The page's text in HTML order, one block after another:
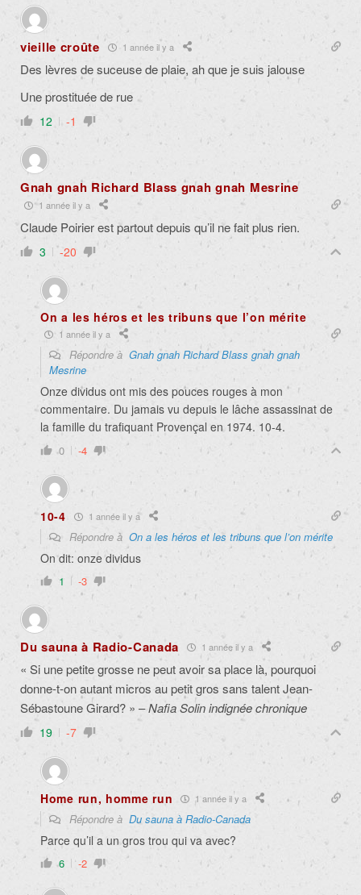
vieille croûte 1 année il y a
Des lèvres de suceuse de plaie, ah que je suis jalouse
Une prostituée de rue
12 -1
Gnah gnah Richard Blass gnah gnah Mesrine
1 année il y a
Claude Poirier est partout depuis qu’il ne fait plus rien.
3 -20
On a les héros et les tribuns que l’on mérite
1 année il y a
Répondre à Gnah gnah Richard Blass gnah gnah
Mesrine
Onze dividus ont mis des pouces rouges à mon
commentaire. Du jamais vu depuis le lâche assassinat de
la famille du trafiquant Provençal en 1974. 10-4.
0 -4
10-4 1 année il y a
Répondre à On a les héros et les tribuns que l’on mérite
On dit: onze dividus
1 -3
Du sauna à Radio-Canada 1 année il y a
« Si une petite grosse ne peut avoir sa place là, pourquoi
donne-t-on autant micros au petit gros sans talent Jean-
Sébastoune Girard? » –Nafia Solin indignée chronique
19 -7
Home run, homme run 1 année il y a
Répondre à Du sauna à Radio-Canada
Parce qu’il a un gros trou qui va avec?
6 -2